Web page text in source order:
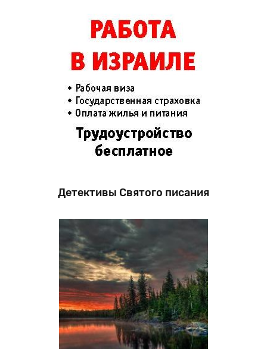
Детективы Святого писания